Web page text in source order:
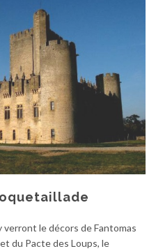
verront le décors de Fantomas
du Pacte des Loups, le